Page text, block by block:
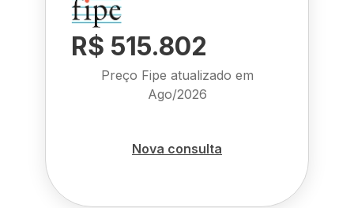
R$ 515.802
Preço Fipe atualizado em
Ago/2026
Nova consulta